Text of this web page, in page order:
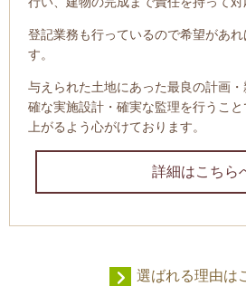
登記業務も行っているので希望があ
す。
与えられた土地にあった最良の計画
確な実施設計・確実な監理を行うこ
上がるよう心がけております。
詳細はこちら
選ばれる理由は